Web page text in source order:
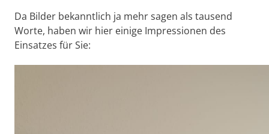
Da Bilder bekanntlich ja mehr sagen als tausend
Worte, haben wir hier einige Impressionen des
Einsatzes für Sie: